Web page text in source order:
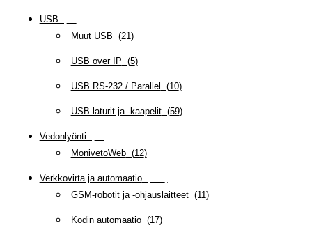
USB
Muut USB (21 )
USB over IP (5)
USB RS-232 / Parallel (10)
USB-laturit ja -kaapelit(59)
Vedonlyönti
MonivetoWeb(12)
Verkkovirta ja automaatio(
GSM-robotit ja -ohjauslaitteet(11 )
Kodin automaatio(17)